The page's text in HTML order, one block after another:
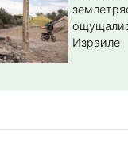
Израиле